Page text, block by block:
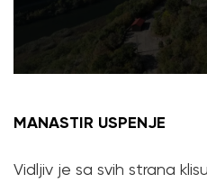
MANASTIR USPENJE
Vidljiv je sa svih strana